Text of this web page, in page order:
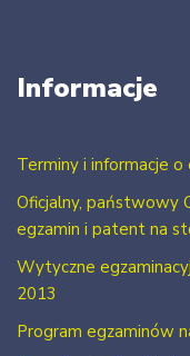
Informacje
Terminy i informacje o
Oficjalny, państwowy
egzamin i patent na
Wytyczne
2013
Program egzaminów